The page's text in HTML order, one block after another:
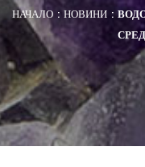
НАЧАЛО НОВИНИ